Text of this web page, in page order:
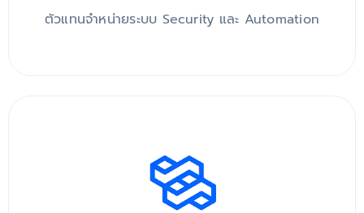
ตัวแทนจำหน่ายระบบ Security และ Automation